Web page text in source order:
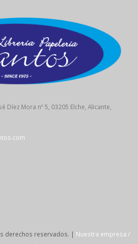
Díez Mora nº 5, 03205 Elche, Alicante,
derechos reservados. | Nuestra empresa /